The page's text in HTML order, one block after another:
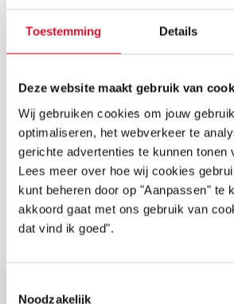
Toestemming Details
Deze website maakt gebruik van
Wij gebruiken cookies om jouw
optimaliseren, het webverkeer te
gerichte advertenties te kunnen tonen
Lees meer over hoe wij cookies
kunt beheren door op "Aanpassen" te
akkoord gaat met ons gebruik van
dat vind ik goed".
Noodzakelijk
(ASD) is een opening in
verder
LEES VERDER
Lees
verder
Ambassadeurs
Stichting Hartekind mag
zeer fijne
één ding gemeen: zij
verhaal van 25.000
LEES VERDER
Lees
verder